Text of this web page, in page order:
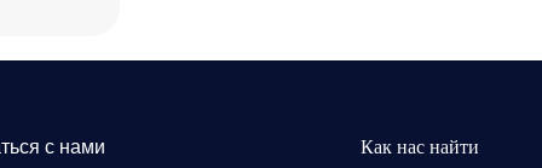
с нами Как нас найти